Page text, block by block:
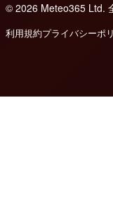
© 2026 Meteo365 Ltd.
利用規約プライバシーポ